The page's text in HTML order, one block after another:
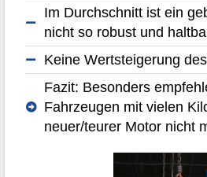
Im Durchschnitt ist ein
nicht so robust und
Keine Wertsteigerung
Fazit: Besonders
Fahrzeugen mit vielen
neuer/teurer Motor nicht